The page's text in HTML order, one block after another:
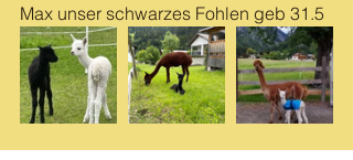
Max unser schwarzes Fohlen geb 31.5